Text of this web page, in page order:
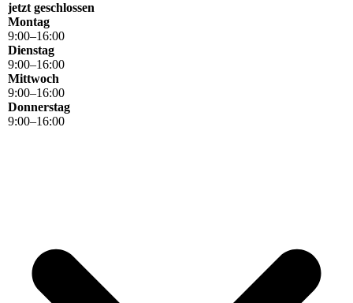
jetzt geschlossen
Montag
9:00–16:00
Dienstag
9:00–16:00
Mittwoch
9:00–16:00
Donnerstag
9:00–16:00